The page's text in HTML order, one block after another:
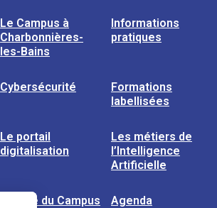
Le Campus à
Charbonnières-
les-Bains
Informations
pratiques
Cybersécurité
Formations
labellisées
Le portail
digitalisation
Les métiers de
l’Intelligence
Artificielle
L’usine du Campus Agenda